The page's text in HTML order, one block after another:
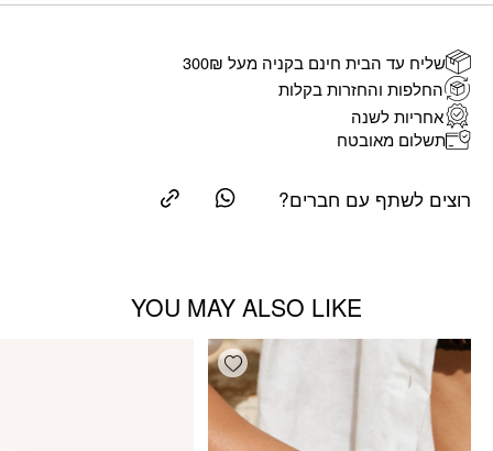
שליח עד הבית חינם בקניה מעל 300₪
החלפות והחזרות בקלות
אחריות לשנה
תשלום מאובטח
רוצים לשתף עם חברים?
YOU MAY ALSO LIKE
Add wishlist